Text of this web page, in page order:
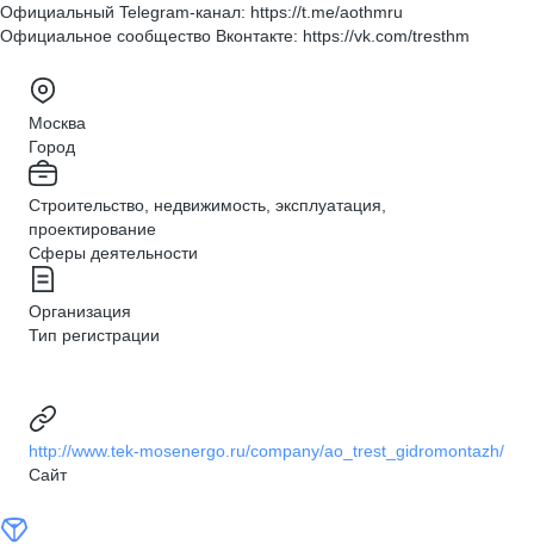
Официальный Telegram-канал: https://t.me/aothmru
Официальное сообщество Вконтакте: https://vk.com/tresthm
Москва
Город
Строительство, недвижимость, эксплуатация,
проектирование
Сферы деятельности
Организация
Тип регистрации
http://www.tek-mosenergo.ru/company/ao_trest_gidromontazh/
Сайт